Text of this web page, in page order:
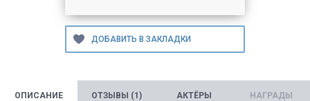
ОПИСАНИЕ ОТЗЫВЫ (1) АКТЁРЫ НАГРАДЫ